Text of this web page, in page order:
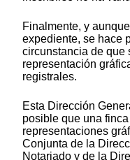
Finalmente, y
expediente, se hace
circunstancia de que
representación
registrales.
Esta Dirección
posible que una
representaciones
Conjunta de la
Notariado y de la